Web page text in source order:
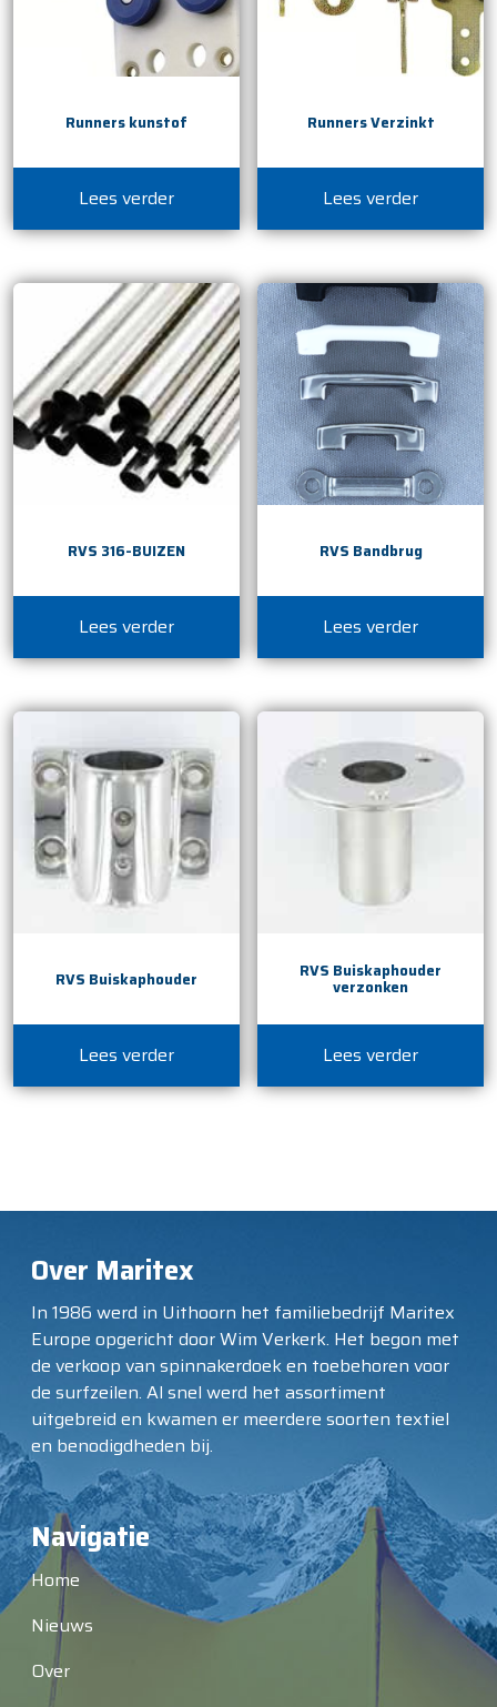
Runners kunstof
Lees verder
Runners Verzinkt
Lees verder
RVS 316-BUIZEN
Lees verder
RVS Bandbrug
Lees verder
RVS Buiskaphouder
Lees verder
RVS Buiskaphouder
verzonken
Lees verder
Over Maritex
In 1986 werd in Uithoorn het familiebedrijf Maritex
Europe opgericht door Wim Verkerk. Het begon met
de verkoop van spinnakerdoek en toebehoren voor
de surfzeilen. Al snel werd het assortiment
uitgebreid en kwamen er meerdere soorten textiel
en benodigdheden bij.
Navigatie
Home
Nieuws
Over